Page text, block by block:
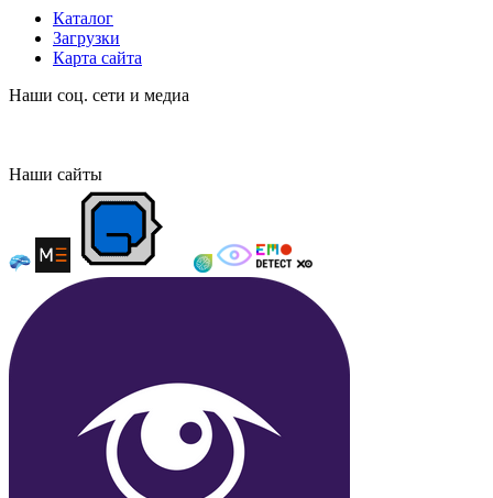
Каталог
Загрузки
Карта сайта
Наши соц. сети и медиа
Наши сайты